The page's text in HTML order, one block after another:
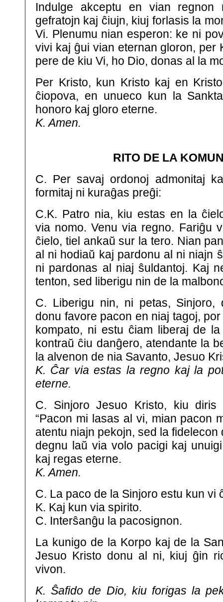
Indulge akceptu en vian regnon
gefratojn kaj ĉiujn, kiuj forlasis la
Vi. Plenumu nian esperon: ke ni
vivi kaj ĝui vian eternan gloron, per
pere de kiu Vi, ho Dio, donas al la
Per Kristo, kun Kristo kaj en
ĉiopova, en unueco kun la
honoro kaj gloro eterne.
K. Amen.
RITO DE LA
C. Per savaj ordonoj admonitaj
formitaj ni kuraĝas preĝi:
C.K. Patro nia, kiu estas en la
via nomo. Venu via regno. Fariĝu
ĉielo, tiel ankaŭ sur la tero. Nian
al ni hodiaŭ kaj pardonu al ni niajn
ni pardonas al niaj ŝuldantoj. Kaj
tenton, sed liberigu nin de la
C. Liberigu nin, ni petas, Sinjoro,
donu favore pacon en niaj tagoj,
kompato, ni estu ĉiam liberaj de
kontraŭ ĉiu danĝero, atendante la
la alvenon de nia Savanto, Jesuo
K. Ĉar via estas la regno kaj la
eterne.
C. Sinjoro Jesuo Kristo, kiu diris
“Pacon mi lasas al vi, mian pacon
atentu niajn pekojn, sed la fidelecon
degnu laŭ via volo pacigi kaj
kaj regas eterne.
K. Amen.
C. La paco de la Sinjoro estu kun vi
K. Kaj kun via spirito.
C. Interŝanĝu la pacosignon.
La kunigo de la Korpo kaj de la
Jesuo Kristo donu al ni, kiuj ĝin
vivon.
K. Ŝafido de Dio, kiu forigas la